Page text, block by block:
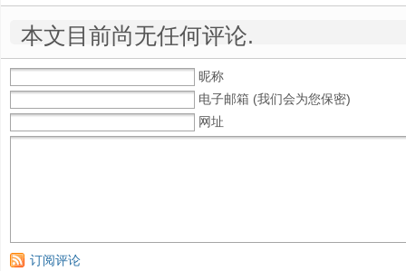
本文目前尚无任何评论.
昵称
电子邮箱 (我们会为您保密)
网址
订阅评论